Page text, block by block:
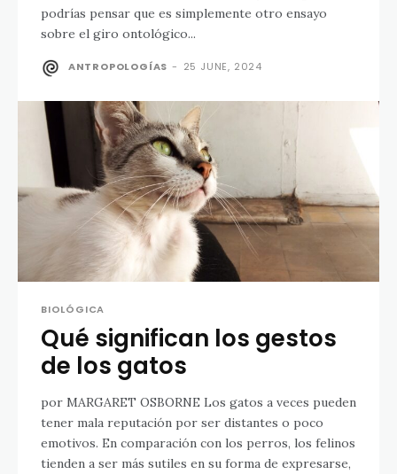
podrías pensar que es simplemente otro ensayo
sobre el giro ontológico...
ANTROPOLOGÍAS - 25 JUNE, 2024
BIOLÓGICA
Qué significan los gestos
de los gatos
por MARGARET OSBORNE Los gatos a veces pueden
tener mala reputación por ser distantes o poco
emotivos. En comparación con los perros, los felinos
tienden a ser más sutiles en su forma de expresarse,